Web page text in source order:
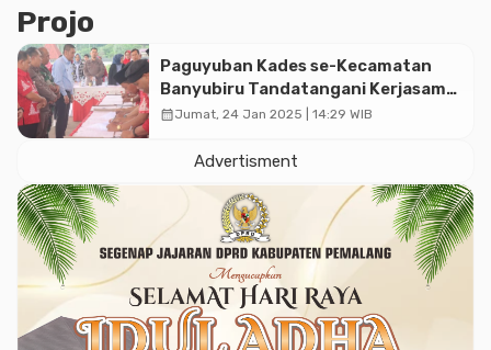
Projo
Paguyuban Kades se-Kecamatan
Banyubiru Tandatangani Kerjasama
dengan Kejari Kabupaten Semarang
calendar_monthJumat, 24 Jan 2025 | 14:29 WIB
Advertisment